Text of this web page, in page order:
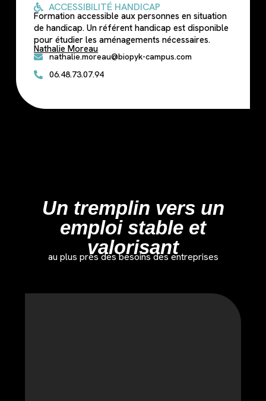
ACCESSIBILITÉ HANDICAP
Formation accessible aux personnes en situation
de handicap. Un référent handicap est disponible
pour étudier les aménagements nécessaires.
Nathalie Moreau
nathalie.moreau@biopyk-campus.com
06.48.73.07.94
Un tremplin vers un
emploi stable et
valorisant
au plus près des besoins des entreprises